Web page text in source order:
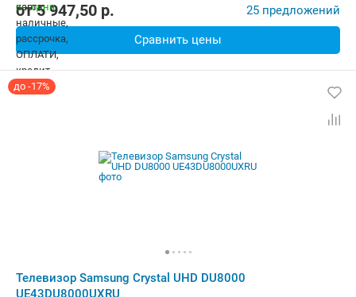
от5 947,50 p. 25 предложений
Сравнить цены
до -17%
Телевизор Samsung Crystal UHD DU8000
UE43DU8000UXRU